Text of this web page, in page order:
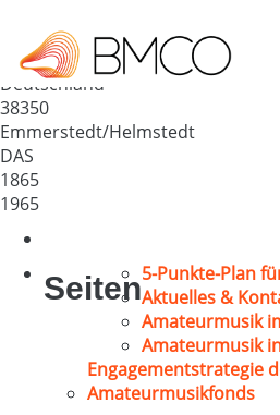
Emmerstedt
Deutschland
38350
Emmerstedt/Helmstedt
DAS
1865
1965
Seiten5-Punkte-Plan
Aktuelles &
Amateurmusik
Amateurmusik
Engagementstrategie
Amateurmusikfonds